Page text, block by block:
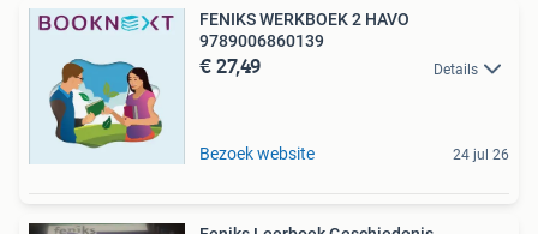
FENIKS WERKBOEK 2 HAVO
9789006860139
€ 27,49 Details
Bezoek website 24 jul 26